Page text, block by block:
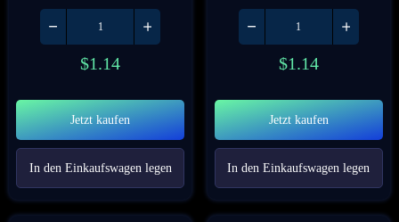
$1.14
Jetzt kaufen
In den Einkaufswagen legen
$1.14
Jetzt kaufen
In den Einkaufswagen legen